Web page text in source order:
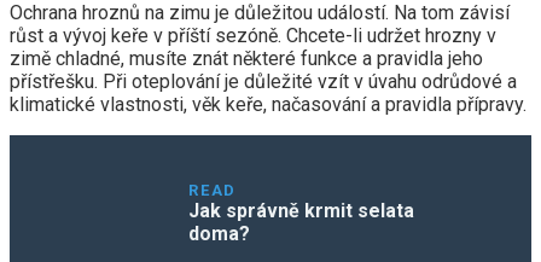
Ochrana hroznů na zimu je důležitou událostí. Na tom závisí
růst a vývoj keře v příští sezóně. Chcete-li udržet hrozny v
zimě chladné, musíte znát některé funkce a pravidla jeho
přístřešku. Při oteplování je důležité vzít v úvahu odrůdové a
klimatické vlastnosti, věk keře, načasování a pravidla přípravy.
READ
Jak správně krmit selata
doma?